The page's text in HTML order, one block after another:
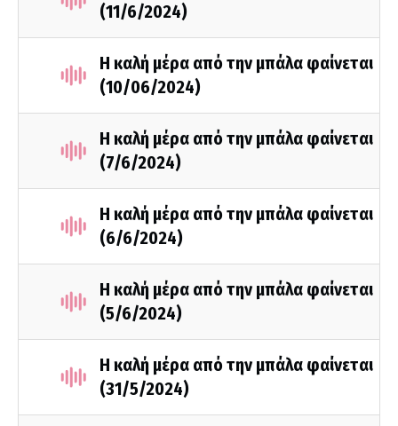
(11/6/2024)
Η καλή μέρα από την μπάλα φαίνεται
(10/06/2024)
Η καλή μέρα από την μπάλα φαίνεται
(7/6/2024)
Η καλή μέρα από την μπάλα φαίνεται
(6/6/2024)
Η καλή μέρα από την μπάλα φαίνεται
(5/6/2024)
H καλή μέρα από την μπάλα φαίνεται
(31/5/2024)